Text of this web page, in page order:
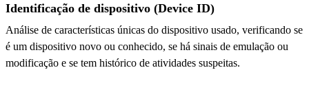
Identificação de dispositivo (Device ID)
Análise de características únicas do dispositivo usado, verificando se
é um dispositivo novo ou conhecido, se há sinais de emulação ou
modificação e se tem histórico de atividades suspeitas.